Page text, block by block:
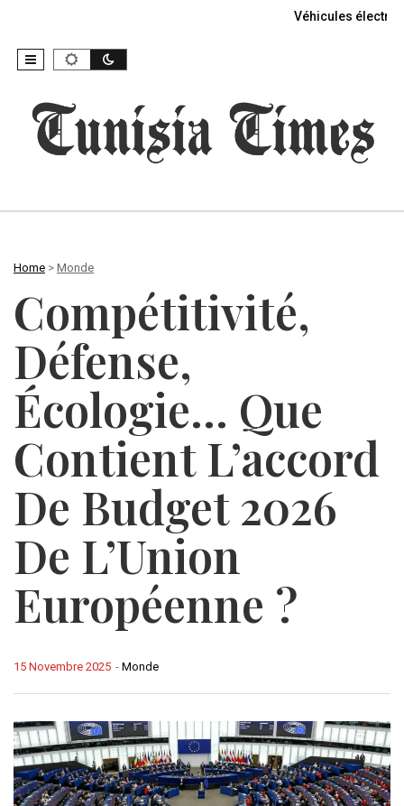
Véhicules
Home > Monde
Compétitivité,
Défense,
Écologie… Que
Contient L’accord
De Budget 2026
De L’Union
Européenne ?
- Monde
15 Novembre 2025